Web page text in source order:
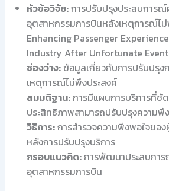
หัวข้อวิจัย:การปรับปรุงประสบการณ์
อุตสาหกรรมการบินหลังเหตุการณ์ไ
Enhancing Passenger
Industry After Unfortunate
ช่องว่าง:ข้อมูลเกี่ยวกับการปรับปรุง
เหตุการณ์ไม่พึงประสงค์
สมมติฐาน:การมีแผนการบริการที่ชัด
ประสิทธิภาพสามารถปรับปรุงความพึ
วิธีการ:การสำรวจความพึงพอใจขอ
หลังการปรับปรุงบริการ
กรอบแนวคิด:การพัฒนาประสบการ
อุตสาหกรรมการบิน